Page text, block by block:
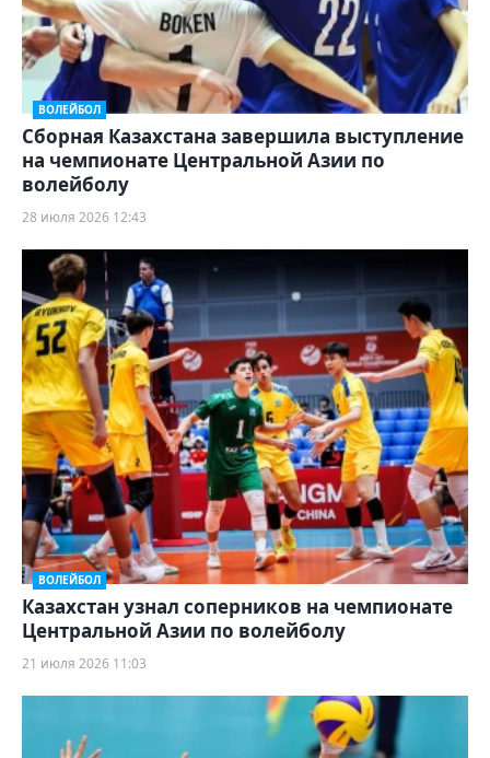
ВОЛЕЙБОЛ
Сборная Казахстана завершила выступление
на чемпионате Центральной Азии по
волейболу
28 июля 2026 12:43
ВОЛЕЙБОЛ
Казахстан узнал соперников на чемпионате
Центральной Азии по волейболу
21 июля 2026 11:03